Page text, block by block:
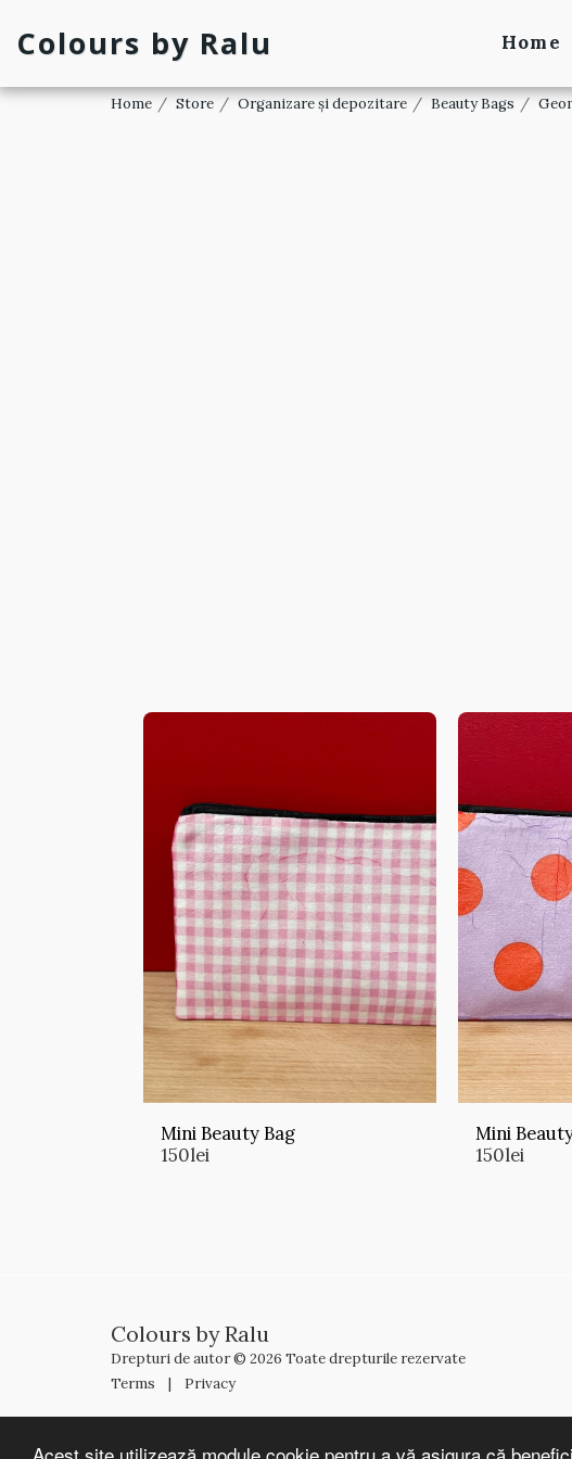
Acest site utilizează module cookie pentru a vă asigura că
Colours by Ralu Home
Home Store Organizare și depozitare Beauty Bags
Mini Beauty Bag
150lei
Mini
150lei
Colours by Ralu
Drepturi de autor © 2026 Toate drepturile rezervate
Terms | Privacy